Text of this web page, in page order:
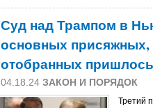
Суд над Трампом в
основных присяжных,
отобранных
04.18.24 ЗАКОН И ПОРЯДОК
Третий